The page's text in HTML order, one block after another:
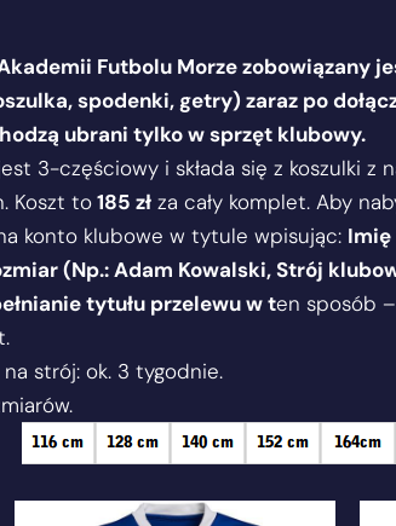
Futbolu Morze zobowiązany
spodenki, getry) zaraz po
ubrani tylko w sprzęt klubowy.
3-częściowy i składa się z koszulki z
Koszt to185 zł za cały komplet. Aby
konto klubowe w tytule wpisując: Imię
(Np.: Adam Kowalski, Strój
tytułu przelewu w ten sposób
strój: ok. 3 tygodnie.